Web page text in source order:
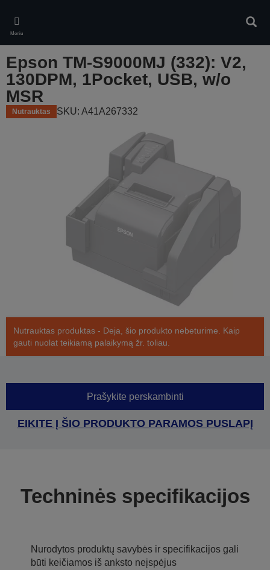
main
content
Meniu
Epson TM-S9000MJ (332): V2,
130DPM, 1Pocket, USB, w/o
MSR
Nutrauktas SKU: A41A267332
Nutrauktas produktas - Deja, šio produkto nebeturime. Kaip
gauti nuolat teikiamą palaikymą žr. toliau.
Prašykite perskambinti
EIKITE Į ŠIO PRODUKTO PARAMOS PUSLAPĮ
Techninės specifikacijos
Nurodytos produktų savybės ir specifikacijos gali
būti keičiamos iš anksto neįspėjus